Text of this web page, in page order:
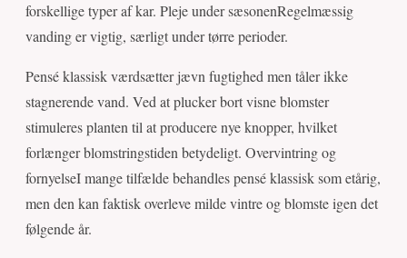
forskellige typer af kar. Pleje under sæsonenRegelmæssig
vanding er vigtig, særligt under tørre perioder.
Pensé klassisk værdsætter jævn fugtighed men tåler ikke
stagnerende vand. Ved at plucker bort visne blomster
stimuleres planten til at producere nye knopper, hvilket
forlænger blomstringstiden betydeligt. Overvintring og
fornyelseI mange tilfælde behandles pensé klassisk som etårig,
men den kan faktisk overleve milde vintre og blomste igen det
følgende år.